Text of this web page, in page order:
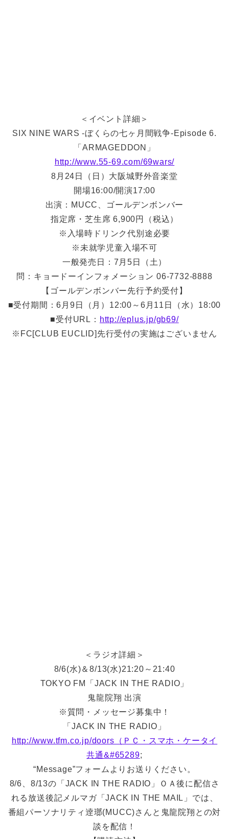
＜イベント詳細＞
SIX NINE WARS -ぼくらの七ヶ月間戦争-Episode 6.
「ARMAGEDDON」
http://www.55-69.com/69wars/
8月24日（日）大阪城野外音楽堂
開場16:00/開演17:00
出演：MUCC、ゴールデンボンバー
指定席・芝生席 6,900円（税込）
※入場時ドリンク代別途必要
※未就学児童入場不可
一般発売日：7月5日（土）
問：キョードーインフォメーション 06-7732-8888
【ゴールデンボンバー先行予約受付】
■受付期間：6月9日（月）12:00～6月11日（水）18:00
■受付URL： http://eplus.jp/gb69/
※FC[CLUB EUCLID]先行受付の実施はございません
＜ラジオ詳細＞
8/6(水)＆8/13(水)21:20～21:40
TOKYO FM「JACK IN THE RADIO」
鬼龍院翔 出演
※質問・メッセージ募集中！
「JACK IN THE RADIO」
http://www.tfm.co.jp/doors（ＰＣ・スマホ・ケータイ
共通&#65289;
“Message”フォームよりお送りください。
8/6、8/13の「JACK IN THE RADIO」ＯＡ後に配信さ
れる放送後記メルマガ「JACK IN THE MAIL」では、
番組パーソナリティ逹瑯(MUCC)さんと鬼龍院翔との対
談を配信！